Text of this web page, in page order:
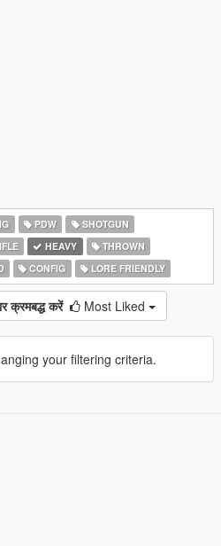
PDW
SHOTGUN
HEAVY
THROWN
CONFIG LORE FRIENDLY
क्रमबद्ध करें Most Liked
your filtering criteria.